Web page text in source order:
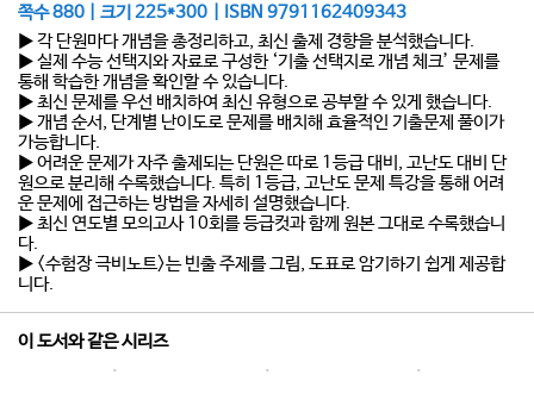
쪽수 880 | 크기 225*300 | ISBN 9791162409343
▶ 각 단원마다 개념을 총정리하고, 최신 출제 경향을 분석했습니다.
▶ 실제 수능 선택지와 자료로 구성한 ‘기출 선택지로 개념 체크’ 문제를
통해 학습한 개념을 확인할 수 있습니다.
▶ 최신 문제를 우선 배치하여 최신 유형으로 공부할 수 있게 했습니다.
▶ 개념 순서, 단계별 난이도로 문제를 배치해 효율적인 기출문제 풀이가
가능합니다.
▶ 어려운 문제가 자주 출제되는 단원은 따로 1등급 대비, 고난도 대비 단
원으로 분리해 수록했습니다. 특히 1등급, 고난도 문제 특강을 통해 어려
운 문제에 접근하는 방법을 자세히 설명했습니다.
▶ 최신 연도별 모의고사 10회를 등급컷과 함께 원본 그대로 수록했습니
다.
▶ <수험장 극비노트>는 빈출 주제를 그림, 도표로 암기하기 쉽게 제공합
니다.
이 도서와 같은 시리즈